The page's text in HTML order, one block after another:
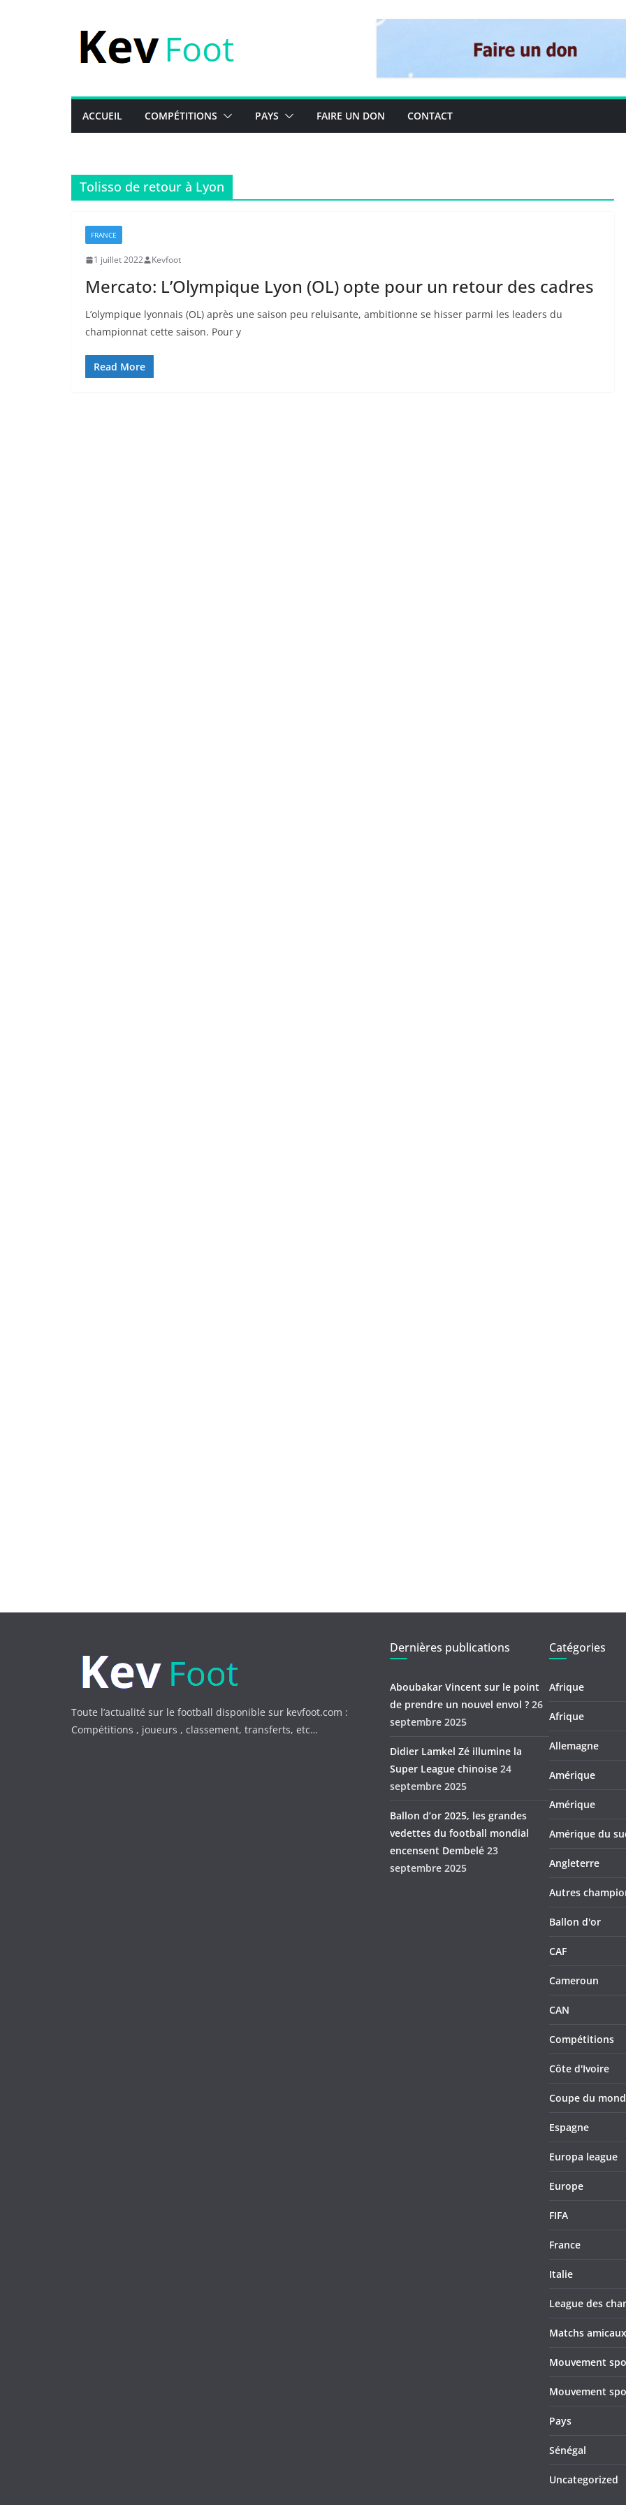
ACCUEIL COMPÉTITIONS PAYS FAIRE UN DON CONTACT
Tolisso de retour à Lyon
FRANCE
1 juillet 2022 Kevfoot
Mercato: L’Olympique Lyon (OL) opte pour un retour des cadres
L’olympique lyonnais (OL) après une saison peu reluisante, ambitionne se hisser parmi les leaders du
championnat cette saison. Pour y
Read More
Toute l’actualité sur le football disponible sur kevfoot.com :
Compétitions , joueurs , classement, transferts, etc…
Dernières publications
Aboubakar Vincent sur le point
de prendre un nouvel envol ? 26
septembre 2025
Didier Lamkel Zé illumine la
Super League chinoise 24
septembre 2025
Ballon d’or 2025, les grandes
vedettes du football mondial
encensent Dembelé 23
septembre 2025
Catégories
Afrique
Afrique
Allemagne
Amérique
Amérique
Amérique du
Angleterre
Autres
Ballon d'or
CAF
Cameroun
CAN
Compétitions
Côte d'Ivoire
Coupe du
Espagne
Europa league
Europe
FIFA
France
Italie
League des
Matchs amicaux
Mouvement
Mouvement
Pays
Sénégal
Uncategorized